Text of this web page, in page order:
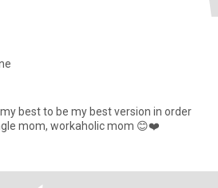
best to be my best version in order
mom, workaholic mom 😊❤️